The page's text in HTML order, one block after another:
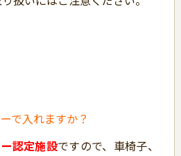
で入れますか？
認定施設ですので、車椅子、